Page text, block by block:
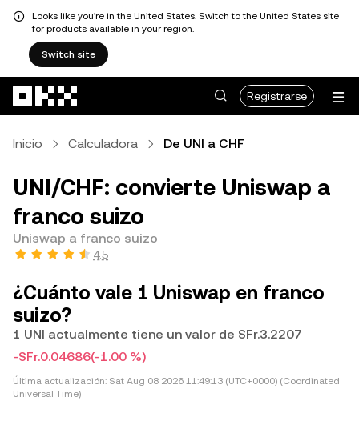
Looks like you're in the United States. Switch to the United States site
for products available in your region.
Switch site
Registrarse
Inicio Calculadora De UNI a CHF
UNI/CHF: convierte Uniswap a
franco suizo
Uniswap a franco suizo
4.5
¿Cuánto vale 1 Uniswap en franco
suizo?
1 UNI actualmente tiene un valor de SFr.3.2207
-SFr.0.04686(-1.00 %)
Última actualización: Sat Aug 08 2026 11:49:13 (UTC+0000) (Coordinated
Universal Time)